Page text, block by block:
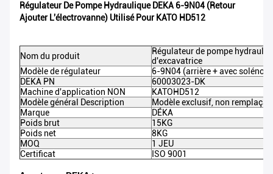
Régulateur De Pompe Hydraulique DEKA 6-9N04 (retour
Ajouter L'électrovanne) Utilisé Pour KATO HD512
Nom du produit
Régulateur de pompe
d'excavatrice
Modèle de régulateur
6-9N04 (arrière + avec
DEKA PN
60003023-DK
Machine d'application NON
KATOHD512
Modèle général Description
Modèle exclusif, non
Marque
DÉKA
Poids brut
15KG
Poids net
8KG
MOQ
1 JEU
Certificat
ISO 9001